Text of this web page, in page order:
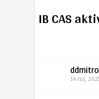
IB CAS
14 ruj,